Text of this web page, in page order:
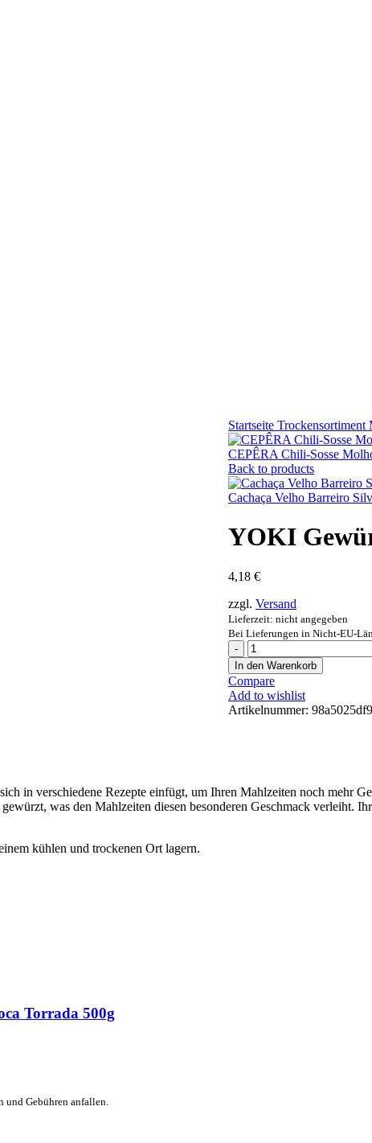
Startseite Trockensortiment
CEPÊRA Chili-Sosse
Back to products
Cachaça Velho Barreiro
YOKI
4,18 €
zzgl. Versand
Lieferzeit: nicht angegeben
Bei Lieferungen in Nicht-EU-
YOKI
Gewürztes
Maniokmehl
-
500
g
In den Warenkorb
Compare
Add to wishlist
Artikelnummer:
in verschiedene Rezepte einfügt, um Ihren Mahlzeiten noch mehr
was den Mahlzeiten diesen besonderen Geschmack verleiht.
kühlen und trockenen Ort lagern.
Torrada 500g
Gebühren anfallen.